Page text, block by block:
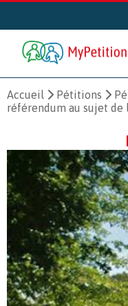
Accueil Pétitions
référendum au sujet de